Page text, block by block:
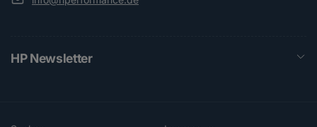
HP Newsletter